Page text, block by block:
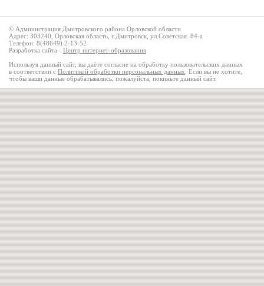
© Администрация Дмитровского района Орловской области
Адрес: 303240, Орловская область, г.Дмитровск, ул.Советская. 84-а
Телефон: 8(48649) 2-13-52
Разработка сайта - Центр интернет-образования
Используя данный сайт, вы даёте согласие на обработку пользовательских данных
в соответствии с Политикой обработки персональных данных . Если вы не хотите,
чтобы ваши данные обрабатывались, пожалуйста, покиньте данный сайт.